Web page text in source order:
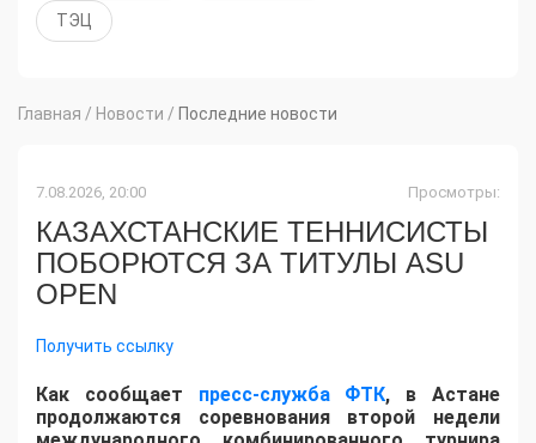
ТЭЦ
Главная / Новости / Последние новости
7.08.2026, 20:00 Просмотры:
КАЗАХСТАНСКИЕ ТЕННИСИСТЫ
ПОБОРЮТСЯ ЗА ТИТУЛЫ ASU
OPEN
Получить ссылку
Как сообщает пресс-служба ФТК, в Астане
продолжаются соревнования второй недели